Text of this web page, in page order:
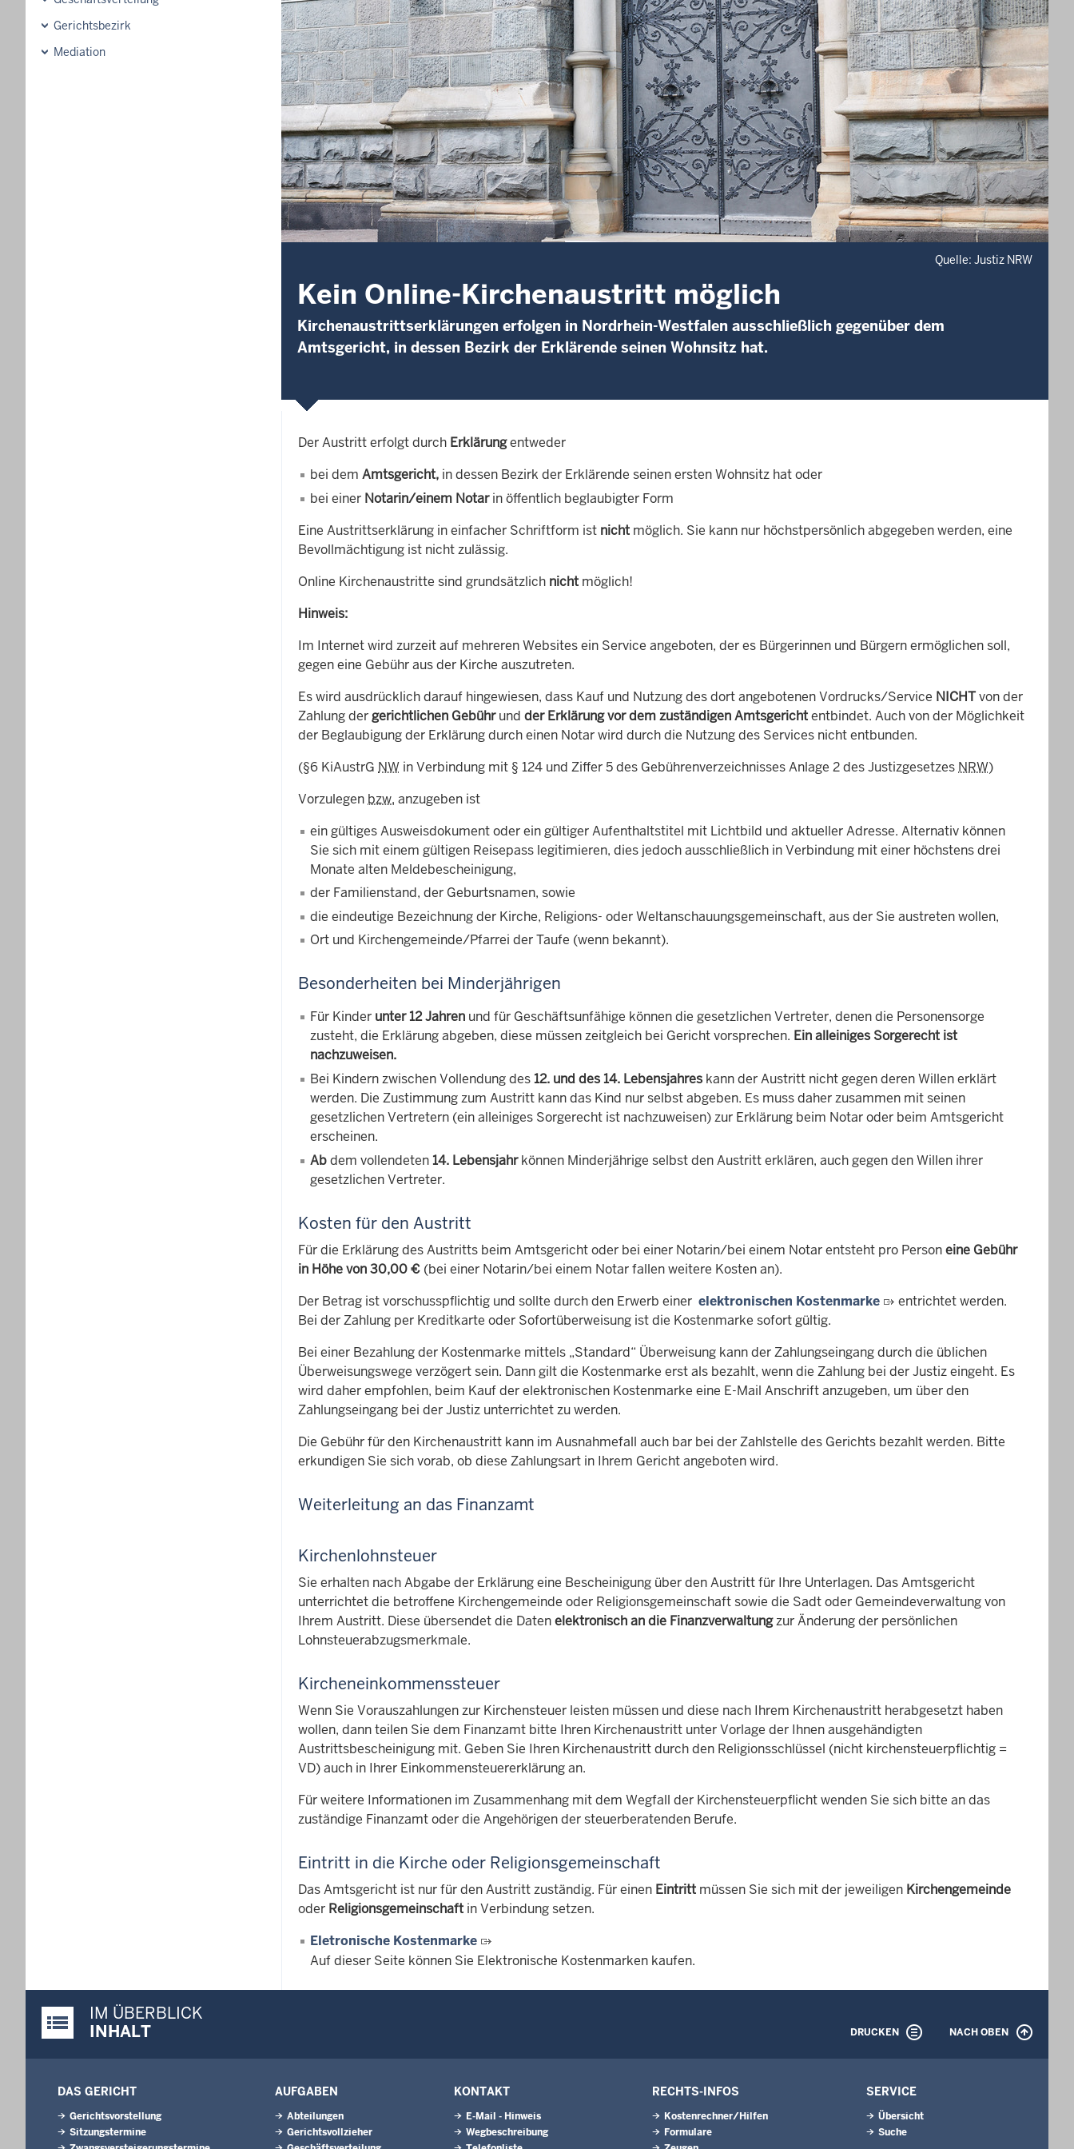
Gerichtsbezirk
Mediation
Quelle: Justiz NRW
Kein Online-Kirchenaustritt möglich
Kirchenaustrittserklärungen erfolgen in Nordrhein-Westfalen ausschließlich gegenüber dem
Amtsgericht, in dessen Bezirk der Erklärende seinen Wohnsitz hat.
Der Austritt erfolgt durch Erklärungentweder
bei dem Amtsgericht, in dessen Bezirk der Erklärende seinen ersten Wohnsitz hat oder
bei einer Notarin/einem Notarin öffentlich beglaubigter Form
Eine Austrittserklärung in einfacher Schriftform ist nicht möglich. Sie kann nur höchstpersönlich abgegeben werden, eine
Bevollmächtigung ist nicht zulässig.
Online Kirchenaustritte sind grundsätzlich nicht möglich!
Hinweis:
Im Internet wird zurzeit auf mehreren Websites ein Service angeboten, der es Bürgerinnen und Bürgern ermöglichen soll,
gegen eine Gebühr aus der Kirche auszutreten.
Es wird ausdrücklich darauf hingewiesen, dass Kauf und Nutzung des dort angebotenen Vordrucks/Service NICHTvon der
Zahlung dergerichtlichen Gebührund der Erklärung vor dem zuständigen Amtsgerichtentbindet. Auch von der Möglichkeit
der Beglaubigung der Erklärung durch einen Notar wird durch die Nutzung des Services nicht entbunden.
(§6 KiAustrG NW in Verbindung mit § 124 und Ziffer 5 des Gebührenverzeichnisses Anlage 2 des Justizgesetzes NRW)
Vorzulegen bzw. anzugeben ist
ein gültiges Ausweisdokument oder ein gültiger Aufenthaltstitel mit Lichtbild und aktueller Adresse. Alternativ können
Sie sich mit einem gültigen Reisepass legitimieren, dies jedoch ausschließlich in Verbindung mit einer höchstens drei
Monate alten Meldebescheinigung,
der Familienstand, der Geburtsnamen, sowie
die eindeutige Bezeichnung der Kirche, Religions- oder Weltanschauungsgemeinschaft, aus der Sie austreten wollen,
Ort und Kirchengemeinde/Pfarrei der Taufe (wenn bekannt).
Besonderheiten bei Minderjährigen
Für Kinder unter 12 Jahren und für Geschäftsunfähige können die gesetzlichen Vertreter, denen die Personensorge
zusteht, die Erklärung abgeben, diese müssen zeitgleich bei Gericht vorsprechen. Ein alleiniges Sorgerecht ist
nachzuweisen.
Bei Kindern zwischen Vollendung des12. und des 14. Lebensjahres kann der Austritt nicht gegen deren Willen erklärt
werden. Die Zustimmung zum Austritt kann das Kind nur selbst abgeben. Es muss daher zusammen mit seinen
gesetzlichen Vertretern (ein alleiniges Sorgerecht ist nachzuweisen) zur Erklärung beim Notar oder beim Amtsgericht
erscheinen.
Abdem vollendeten14. Lebensjahrkönnen Minderjährige selbst den Austritt erklären, auch gegen den Willen ihrer
gesetzlichen Vertreter.
Kosten für den Austritt
Für die Erklärung des Austritts beim Amtsgericht oder bei einer Notarin/bei einem Notar entsteht pro Personeine Gebühr
in Höhe von 30,00 € (bei einer Notarin/bei einem Notar fallen weitere Kosten an).
Der Betrag ist vorschusspflichtig und sollte durch den Erwerb einer elektronischen Kostenmarke
entrichtet werden.
Bei der Zahlung per Kreditkarte oder Sofortüberweisung ist die Kostenmarke sofort gültig.
Bei einer Bezahlung der Kostenmarke mittels „Standard“ Überweisung kann der Zahlungseingang durch die üblichen
Überweisungswege verzögert sein. Dann gilt die Kostenmarke erst als bezahlt, wenn die Zahlung bei der Justiz eingeht. Es
wird daher empfohlen, beim Kauf der elektronischen Kostenmarke eine E-Mail Anschrift anzugeben, um über den
Zahlungseingang bei der Justiz unterrichtet zu werden.
Die Gebühr für den Kirchenaustritt kann im Ausnahmefall auch bar bei der Zahlstelle des Gerichts bezahlt werden. Bitte
erkundigen Sie sich vorab, ob diese Zahlungsart in Ihrem Gericht angeboten wird.
Weiterleitung an das Finanzamt
Kirchenlohnsteuer
Sie erhalten nach Abgabe der Erklärung eine Bescheinigung über den Austritt für Ihre Unterlagen. Das Amtsgericht
unterrichtet die betroffene Kirchengemeinde oder Religionsgemeinschaft sowie die Sadt oder Gemeindeverwaltung von
Ihrem Austritt. Diese übersendet die Datenelektronisch an die Finanzverwaltungzur Änderung der persönlichen
Lohnsteuerabzugsmerkmale.
Kircheneinkommenssteuer
Wenn Sie Vorauszahlungen zur Kirchensteuer leisten müssen und diese nach Ihrem Kirchenaustritt herabgesetzt haben
wollen, dann teilen Sie dem Finanzamt bitte Ihren Kirchenaustritt unter Vorlage der Ihnen ausgehändigten
Austrittsbescheinigung mit. Geben Sie Ihren Kirchenaustritt durch den Religionsschlüssel (nicht kirchensteuerpflichtig =
VD) auch in Ihrer Einkommensteuererklärung an.
Für weitere Informationen im Zusammenhang mit dem Wegfall der Kirchensteuerpflicht wenden Sie sich bitte an das
zuständige Finanzamt oder die Angehörigen der steuerberatenden Berufe.
Eintritt in die Kirche oder Religionsgemeinschaft
Das Amtsgericht ist nur für den Austritt zuständig. Für einen Eintritt müssen Sie sich mit der jeweiligen Kirchengemeinde
oder Religionsgemeinschaft in Verbindung setzen.
Eletronische Kostenmarke
Auf dieser Seite können Sie Elektronische Kostenmarken kaufen.
Justiz-Portal im Überblick:
IM ÜBERBLICK
INHALT
DRUCKEN NACH OBEN
DAS GERICHT
Gerichtsvorstellung
Sitzungstermine
AUFGABEN
Abteilungen
Gerichtsvollzieher
KONTAKT
E-Mail - Hinweis
Wegbeschreibung
RECHTS-INFOS
Kostenrechner/Hilfen
Formulare
SERVICE
Übersicht
Suche